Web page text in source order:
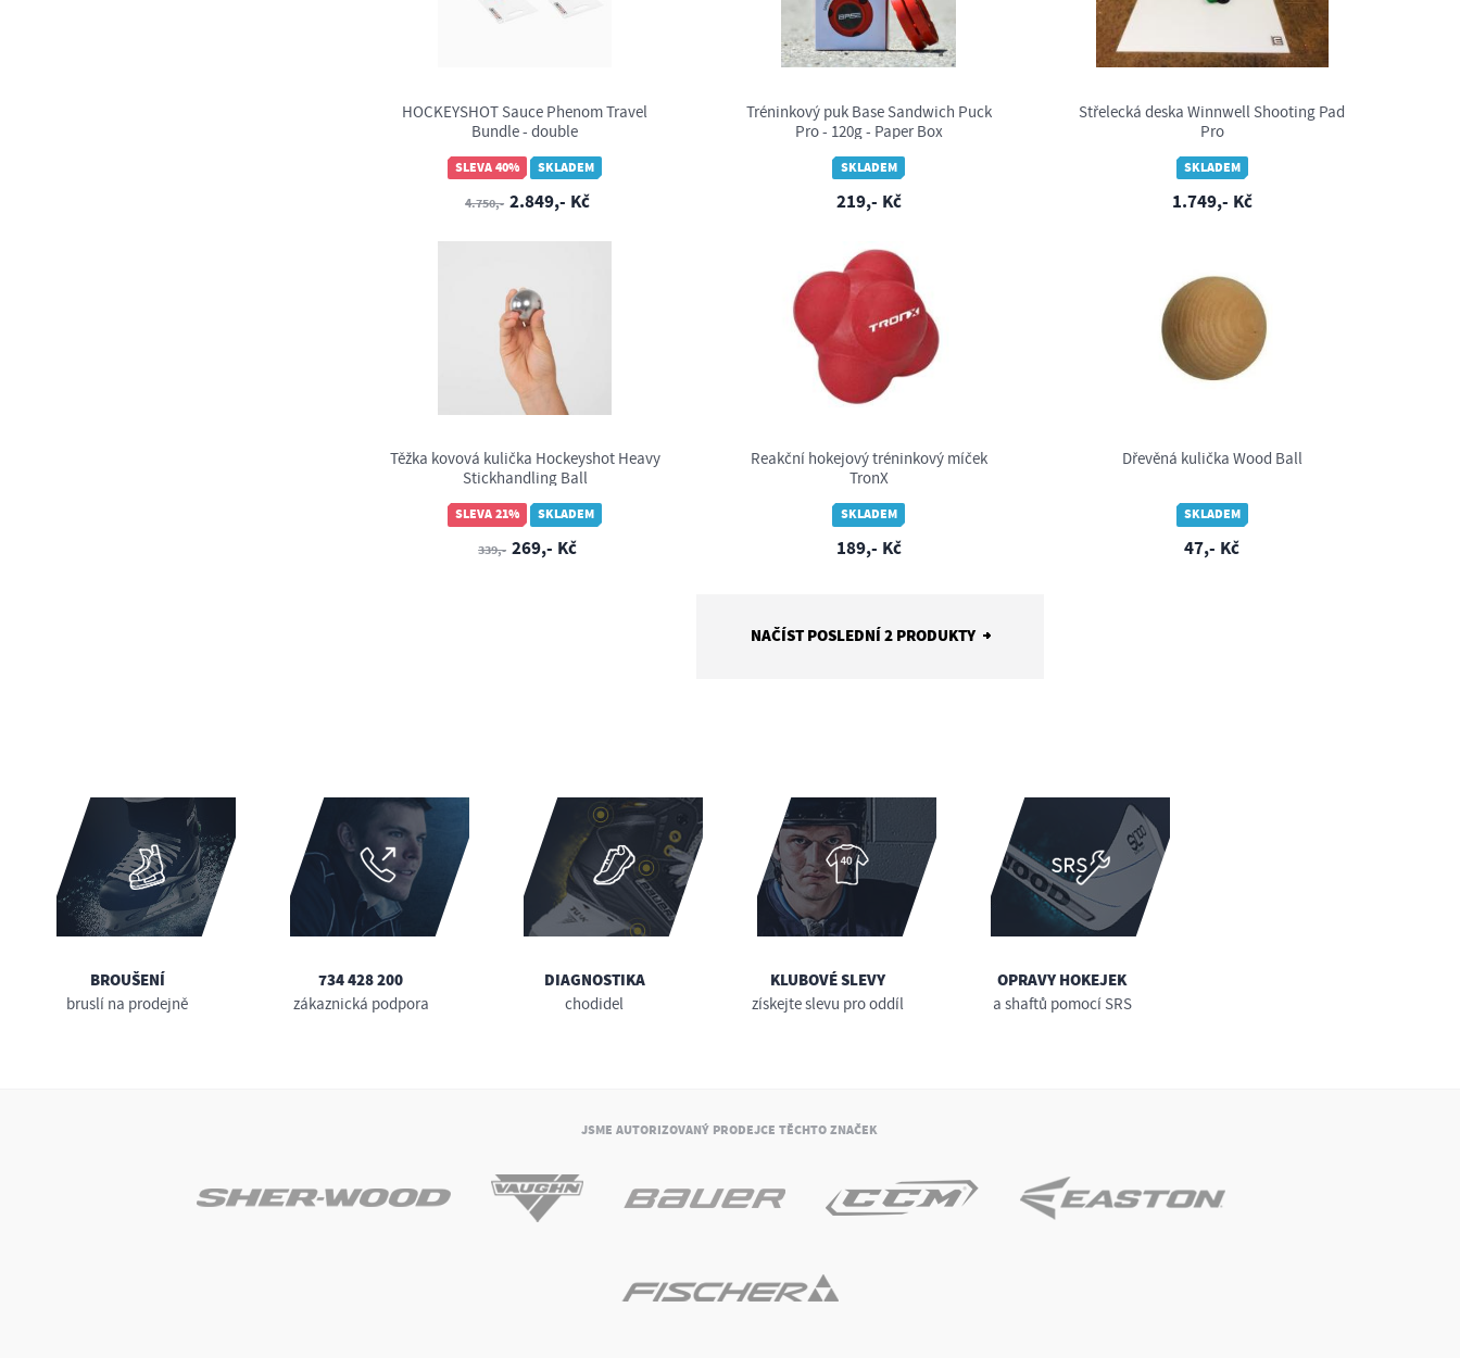
HOCKEYSHOT Sauce Phenom Travel
Bundle - double
SLEVA 40%
SKLADEM
4.750,- 2.849,- Kč
Tréninkový puk Base Sandwich Puck
Pro - 120g - Paper Box
SKLADEM
219,- Kč
Střelecká deska Winnwell Shooting Pad
Pro
SKLADEM
1.749,- Kč
Těžka kovová kulička Hockeyshot Heavy
Stickhandling Ball
SLEVA 21%
SKLADEM
339,- 269,- Kč
Reakční hokejový tréninkový míček
TronX
SKLADEM
189,- Kč
Dřevěná kulička Wood Ball
SKLADEM
47,- Kč
NAČÍST POSLEDNÍ 2 PRODUKTY
BROUŠENÍ
bruslí na prodejně
734 428 200
zákaznická podpora
DIAGNOSTIKA
chodidel
KLUBOVÉ SLEVY
získejte slevu pro oddíl
OPRAVY HOKEJEK
a shaftů pomocí SRS
JSME AUTORIZOVANÝ PRODEJCE TĚCHTO ZNAČEK